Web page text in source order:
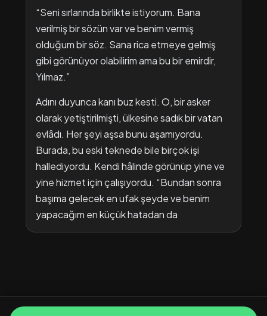
“Seni sırlarında birlikte istiyorum. Bana
verilmiş bir sözün var ve benim vermiş
olduğum bir söz. Sana rica etmeye gelmiş
gibi görünüyor olabilirim ama bu bir emirdir,
Yılmaz.”
Adını duyunca kanı buz kesti. O, bir asker
olarak yetiştirilmişti, ülkesine sadık bir vatan
evlâdı. Her şeyi aşsa bunu aşamıyordu.
Burada, bu eski teknede bile birçok işi
hallediyordu. Kendi hâlinde görünüp yine ve
yine hizmet için çalışıyordu. “Bundan sonra
başıma gelecek en ufak şeyde ve benim
yapacağım en küçük hatadan da